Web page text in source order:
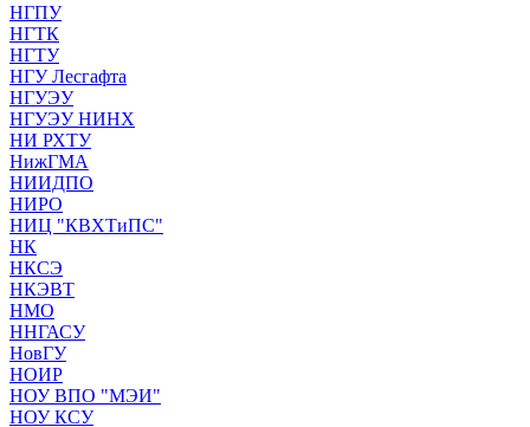
НГПУ
НГТК
НГТУ
НГУ Лесгафта
НГУЭУ
НГУЭУ НИНХ
НИ РХТУ
НижГМА
НИИДПО
НИРО
НИЦ "КВХТиПС"
НК
НКСЭ
НКЭВТ
НМО
ННГАСУ
НовГУ
НОИР
НОУ ВПО "МЭИ"
НОУ КСУ